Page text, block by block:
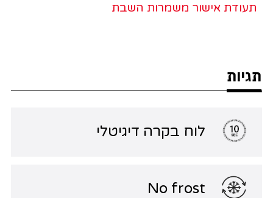
תעודת אישור משמרות השבת
תגיות
לוח בקרה דיגיטלי
No frost